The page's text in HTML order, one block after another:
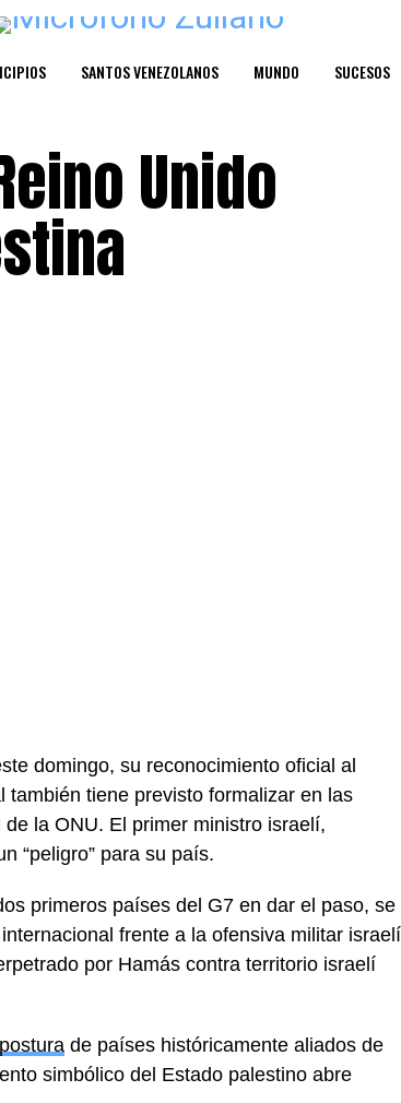
SANTOS VENEZOLANOS MUNDO SUCESOS
Unido
domingo, su reconocimiento oficial al
tiene previsto formalizar en las
la ONU. El primer ministro israelí,
“peligro” para su país.
primeros países del G7 en dar el paso, se
frente a la ofensiva militar israelí
por Hamás contra territorio israelí
postura de países históricamente aliados de
simbólico del Estado palestino abre